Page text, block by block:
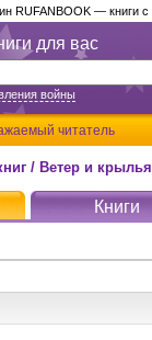
для вас
войны
читатель
RUFANBOOK — книги
/ Ветер и крылья
Книги